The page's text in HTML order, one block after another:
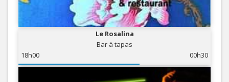
Le Rosalina
Bar à tapas
18h00
00h30